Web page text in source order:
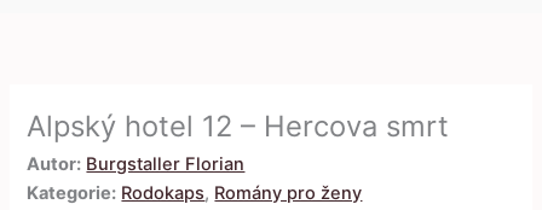
Alpský hotel 12 – Hercova smrt
Autor: Burgstaller Florian
Kategorie: Rodokaps, Romány pro ženy